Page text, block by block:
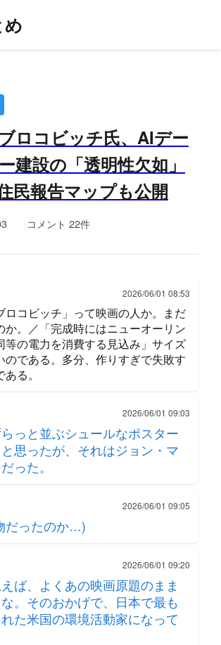
ロコビッチ氏、AIデー
建設の「透明性欠如」
民報告マップも公開
コメント 22件
2026/06/01 08:53
ロコビッチ」って映画の人か。まだ
か。／「完成時にはニューオーリン
等の電力を消費する見込み」サイズ
のである。多分、作りすぎで失敗す
る。
2026/06/01 09:03
っと並ぶシュールなポスター
思ったが、それはジョン・マ
った。
2026/06/01 09:05
だったのか…)
2026/06/01 09:20
ば、よくあの映画原題のまま
。そのおかげで、日本で最も
た米国の環境活動家になって